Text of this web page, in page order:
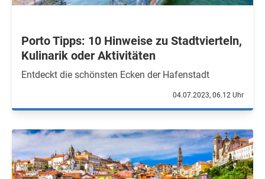
Porto Tipps: 10 Hinweise zu Stadtvierteln,
Kulinarik oder Aktivitäten
Entdeckt die schönsten Ecken der Hafenstadt
04.07.2023, 06.12 Uhr